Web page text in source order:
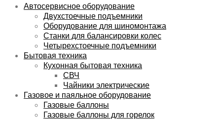
Автосервисное оборудование
Двухстоечные подъемники
Оборудование для шиномонтажа
Станки для балансировки колес
Четырехстоечные подъемники
Бытовая техника
Кухонная бытовая техника
СВЧ
Чайники электрические
Газовое и паяльное оборудование
Газовые баллоны
Газовые баллоны для горелок